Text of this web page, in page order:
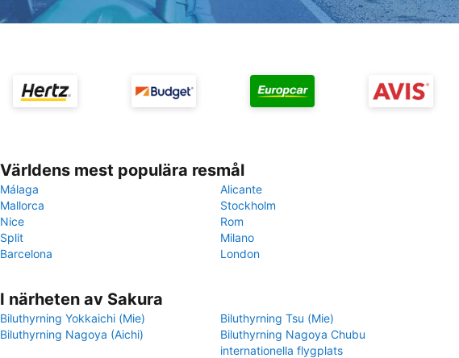
Världens mest populära resmål
Málaga
Alicante
Mallorca
Stockholm
Nice
Rom
Split
Milano
Barcelona
London
I närheten av Sakura
Biluthyrning Yokkaichi (Mie)
Biluthyrning Tsu (Mie)
Biluthyrning Nagoya (Aichi)
Biluthyrning Nagoya Chubu
internationella flygplats